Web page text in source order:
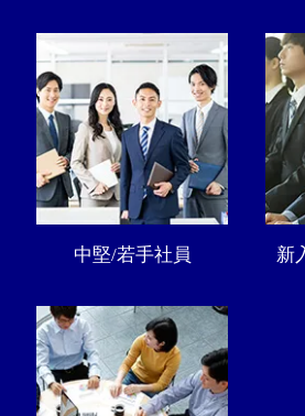
中堅/若手社員 新